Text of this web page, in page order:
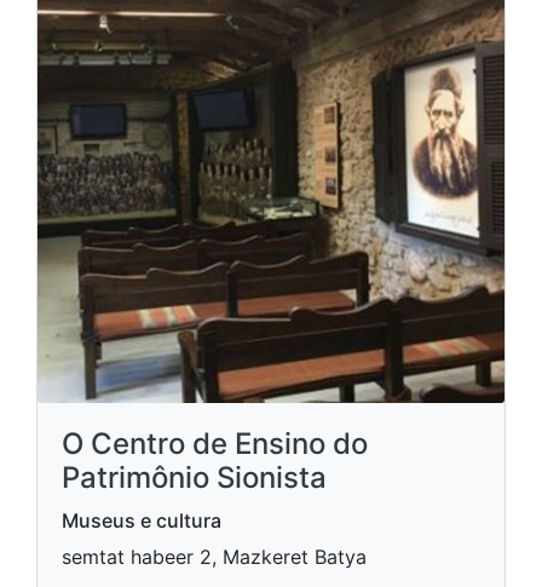
O Centro de Ensino do
Patrimônio Sionista
Museus e cultura
semtat habeer 2, Mazkeret Batya